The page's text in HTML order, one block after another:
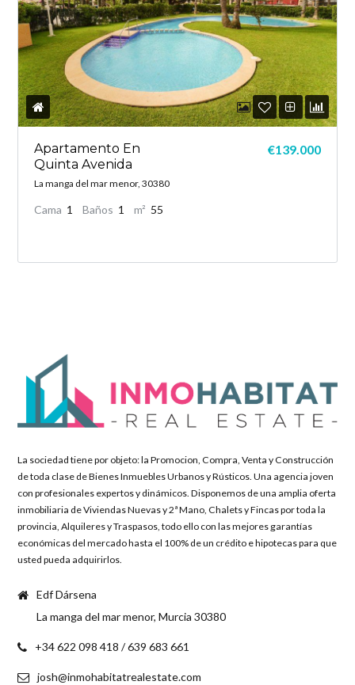
Apartamento En
Quinta Avenida
La manga del mar menor, 30380
€139.000
Cama 1 Baños 1 m² 55
La sociedad tiene por objeto: la Promocion, Compra, Venta y Construcción
de toda clase de Bienes Inmuebles Urbanos y Rústicos. Una agencia joven
con profesionales expertos y dinámicos. Disponemos de una amplia oferta
inmobiliaria de Viviendas Nuevas y 2ª Mano, Chalets y Fincas por toda la
provincia, Alquileres y Traspasos, todo ello con las mejores garantías
económicas del mercado hasta el 100% de un crédito e hipotecas para que
usted pueda adquirirlos.
Edf Dársena
La manga del mar menor, Murcia 30380
+34 622 098 418 / 639 683 661
josh@inmohabitatrealestate.com